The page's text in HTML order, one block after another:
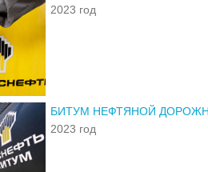
2023 год
БИТУМ НЕФТЯНОЙ
2023 год